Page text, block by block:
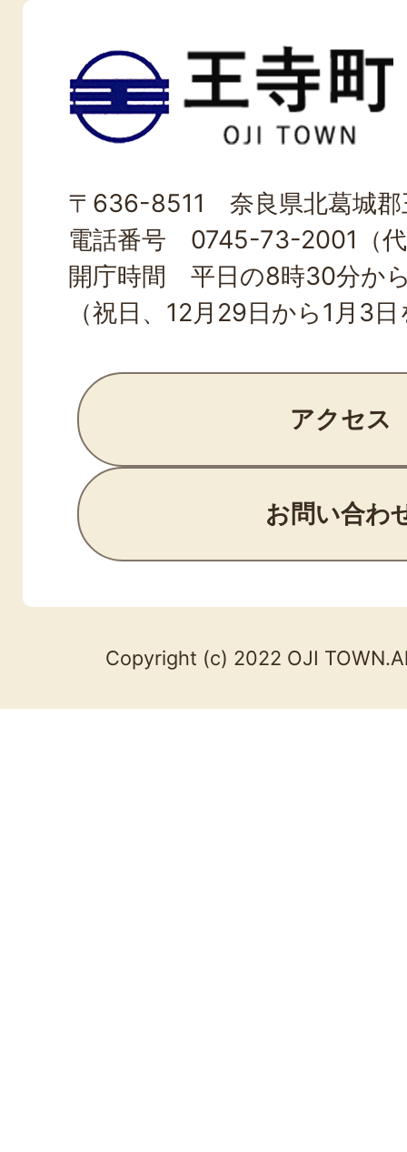
王
寺
町
TOWN
〒636-8511 奈良県北葛城郡
電話番号 0745-73-2001（
開庁時間 平日の8時30分か
（祝日、12月29日から1月3
アクセス
お問い合わ
Copyright (c) 2022 OJI